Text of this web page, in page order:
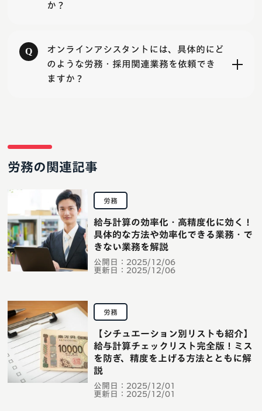
か？
オンラインアシスタントには、具体的にど
のような労務・採用関連業務を依頼でき
ますか？
労務の関連記事
労務
公開日： 2025/12/06
更新日： 2025/12/06
給与計算の効率化・高精度化に効く！
具体的な方法や効率化できる業務・で
きない業務を解説
労務
公開日： 2025/12/01
更新日： 2025/12/01
【シチュエーション別リストも紹介】
給与計算チェックリスト完全版！ミス
を防ぎ、精度を上げる方法とともに解
説